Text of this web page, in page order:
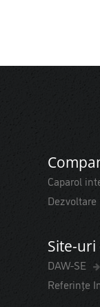
Caparol
Dezvoltare
Site-
DAW-SE
Referințe